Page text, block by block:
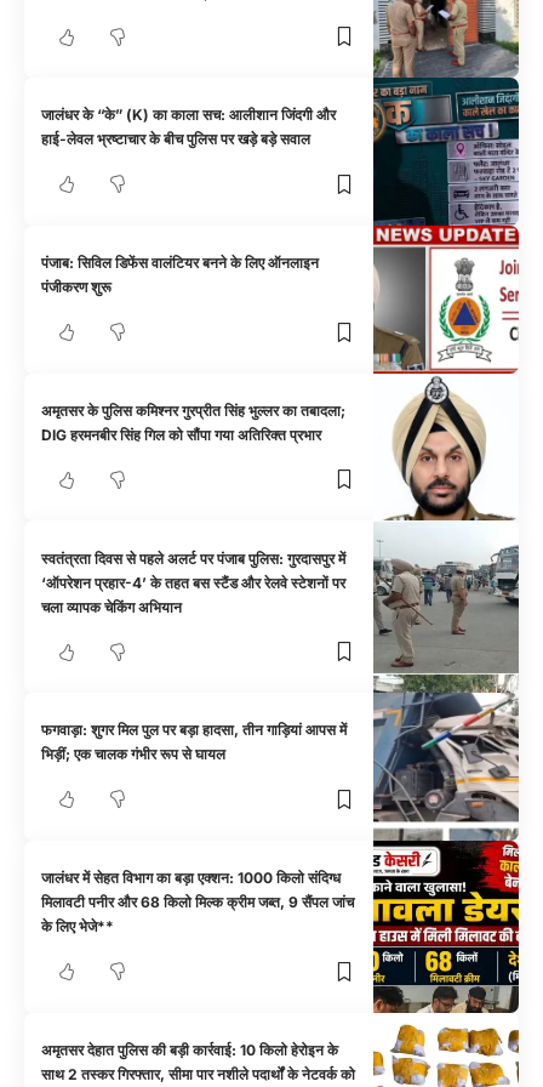
जालंधर के “के” (K) का काला सच: आलीशान जिंदगी और
हाई-लेवल भ्रष्टाचार के बीच पुलिस पर खड़े बड़े सवाल
पंजाब: सिविल डिफेंस वालंटियर बनने के लिए ऑनलाइन
पंजीकरण शुरू
अमृतसर के पुलिस कमिश्नर गुरप्रीत सिंह भुल्लर का तबादला;
DIG हरमनबीर सिंह गिल को सौंपा गया अतिरिक्त प्रभार
स्वतंत्रता दिवस से पहले अलर्ट पर पंजाब पुलिस: गुरदासपुर में
‘ऑपरेशन प्रहार-4’ के तहत बस स्टैंड और रेलवे स्टेशनों पर
चला व्यापक चेकिंग अभियान
फगवाड़ा: शुगर मिल पुल पर बड़ा हादसा, तीन गाड़ियां आपस में
भिड़ीं; एक चालक गंभीर रूप से घायल
जालंधर में सेहत विभाग का बड़ा एक्शन: 1000 किलो संदिग्ध
मिलावटी पनीर और 68 किलो मिल्क क्रीम जब्त, 9 सैंपल जांच
के लिए भेजे**
अमृतसर देहात पुलिस की बड़ी कार्रवाई: 10 किलो हेरोइन के
साथ 2 तस्कर गिरफ्तार, सीमा पार नशीले पदार्थों के नेटवर्क को